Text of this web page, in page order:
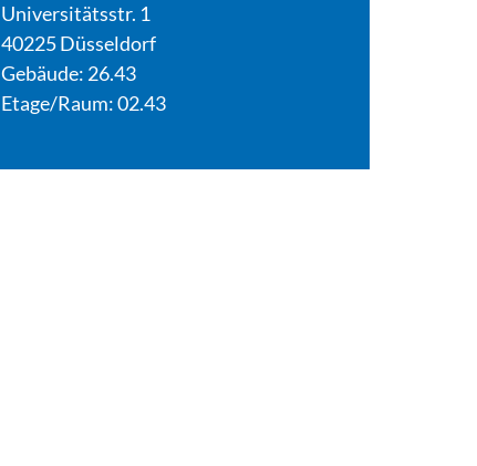
Universitätsstr. 1
40225 Düsseldorf
Gebäude: 26.43
Etage/Raum: 02.43